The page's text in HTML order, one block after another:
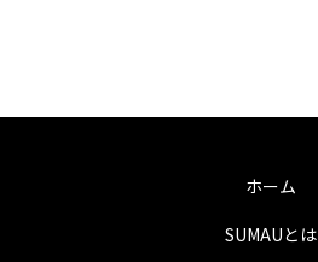
ホーム
SUMAUとは